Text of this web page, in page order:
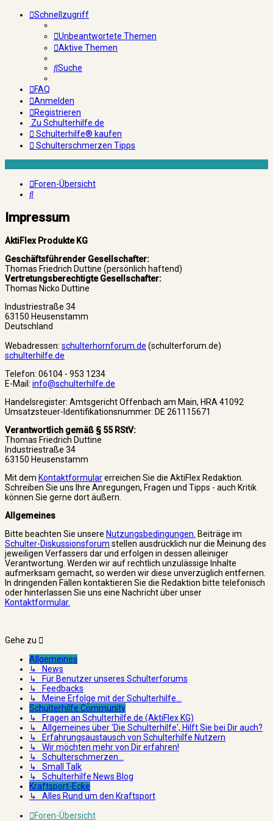
Schnellzugriff
Unbeantwortete Themen
Aktive Themen
Suche
FAQ
Anmelden
Registrieren
Zu Schulterhilfe.de
Schulterhilfe® kaufen
Schulterschmerzen Tipps
Foren-Übersicht
Suche
Impressum
AktiFlex Produkte KG
Geschäftsführender Gesellschafter:
Thomas Friedrich Duttine (persönlich haftend)
Vertretungsberechtigte Gesellschafter:
Thomas Nicko Duttine
Industriestraße 34
63150 Heusenstamm
Deutschland
Webadressen: schulterhornforum.de (schulterforum.de)
schulterhilfe.de
Telefon: 06104 - 953 1234
E-Mail: info@schulterhilfe.de
Handelsregister: Amtsgericht Offenbach am Main, HRA 41092
Umsatzsteuer-Identifikationsnummer: DE 261115671
Verantwortlich gemäß § 55 RStV:
Thomas Friedrich Duttine
Industriestraße 34
63150 Heusenstamm
Mit dem Kontaktformularerreichen Sie die AktiFlex Redaktion.
Schreiben Sie uns Ihre Anregungen, Fragen und Tipps - auch Kritik
können Sie gerne dort äußern.
Allgemeines
Bitte beachten Sie unsere Nutzungsbedingungen. Beiträge im
Schulter-Diskussionsforum stellen ausdrücklich nur die Meinung des
jeweiligen Verfassers dar und erfolgen in dessen alleiniger
Verantwortung. Werden wir auf rechtlich unzulässige Inhalte
aufmerksam gemacht, so werden wir diese unverzüglich entfernen.
In dringenden Fällen kontaktieren Sie die Redaktion bitte telefonisch
oder hinterlassen Sie uns eine Nachricht über unser
Kontaktformular.
Gehe zu
Allgemeines
↳ News
↳ Für Benutzer unseres Schulterforums
↳ Feedbacks
↳ Meine Erfolge mit der Schulterhilfe...
Schulterhilfe Community
↳ Fragen an Schulterhilfe.de (AktiFlex KG)
↳ Allgemeines über 'Die Schulterhilfe', Hilft Sie bei Dir auch?
↳ Erfahrungsaustausch von Schulterhilfe Nutzern
↳ Wir möchten mehr von Dir erfahren!
↳ Schulterschmerzen...
↳ Small Talk
↳ Schulterhilfe News Blog
Kraftsport-Ecke
↳ Alles Rund um den Kraftsport
Foren-Übersicht